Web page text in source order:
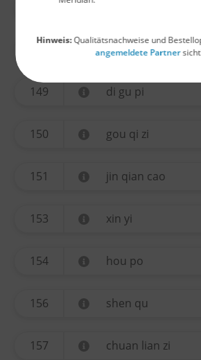
Hinweis:Qualitätsnachweise und
angemeldete Partner
sang ji sheng
149 di gu pi
150 gou qi zi
151 jin qian cao
153 xin yi
154 hou po
156 shen qu
157 chuan lian zi